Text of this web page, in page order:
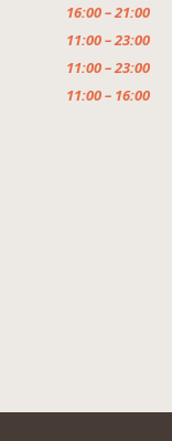
16:00 – 21:00
11:00 – 23:00
11:00 – 23:00
11:00 – 16:00